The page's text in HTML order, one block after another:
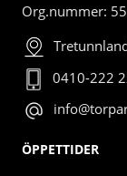
Org.nummer:
0410-222
ÖPPETTIDER